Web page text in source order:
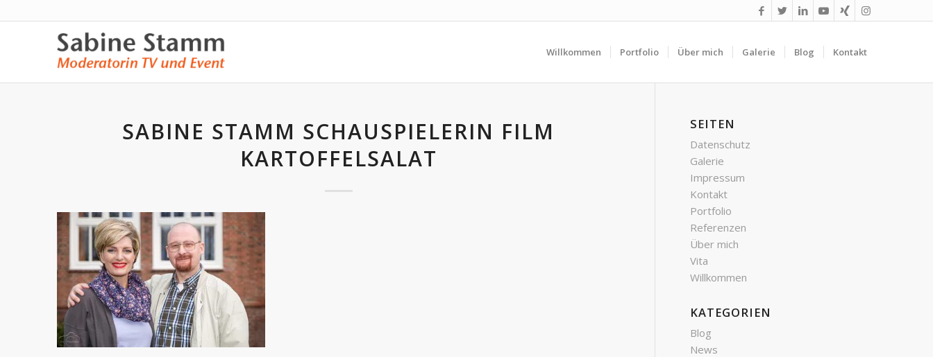
Willkommen Portfolio Über mich Galerie Blog Kontakt
SABINE STAMM SCHAUSPIELERIN FILM
KARTOFFELSALAT
SEITEN
Datenschutz
Galerie
Impressum
Kontakt
Portfolio
Referenzen
Über mich
Vita
Willkommen
KATEGORIEN
Blog
News